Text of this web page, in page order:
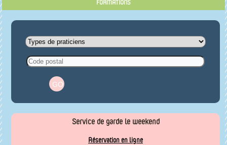
FORMATIONS
Service de garde le weekend
Réservation en ligne